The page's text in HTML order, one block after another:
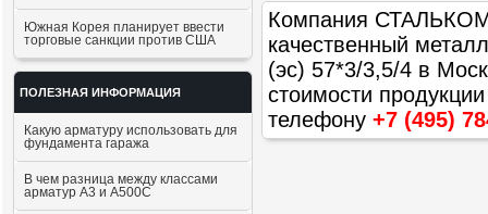
Южная Корея планирует ввести
торговые санкции против США
ПОЛЕЗНАЯ ИНФОРМАЦИЯ
Какую арматуру использовать для
фундамента гаража
В чем разница между классами
арматур А3 и А500С
Компания СТАЛЬКОМ
качественный
(эс) 57*3/3,5/4 в
стоимости
телефону +7 (495)